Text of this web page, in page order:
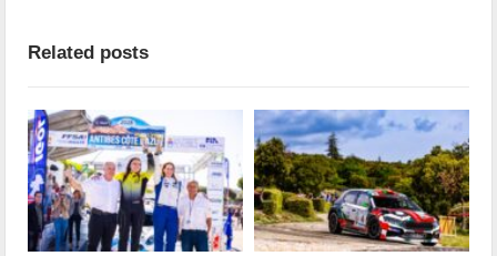
Related posts